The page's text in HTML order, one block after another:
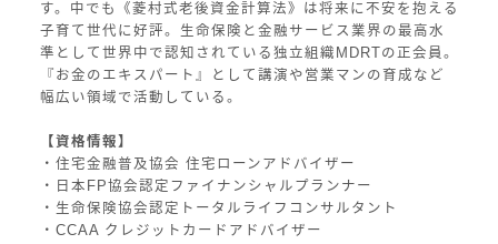
す。中でも《菱村式老後資金計算法》は将来に不安を抱える
子育て世代に好評。生命保険と金融サービス業界の最高水
準として世界中で認知されている独立組織MDRTの正会員。
『お金のエキスパート』として講演や営業マンの育成など
幅広い領域で活動している。
【資格情報】
・住宅金融普及協会 住宅ローンアドバイザー
・日本FP協会認定ファイナンシャルプランナー
・生命保険協会認定トータルライフコンサルタント
・CCAA クレジットカードアドバイザー